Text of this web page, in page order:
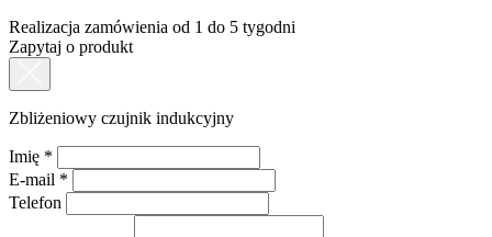
Realizacja zamówienia od 1 do 5 tygodni
Zapytaj o produkt
Zbliżeniowy czujnik indukcyjny
Imię *
E-mail *
Telefon